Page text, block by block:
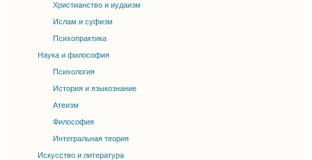
Христианство и иудаизм
Ислам и суфизм
Психопрактика
Наука и философия
Психология
История и языкознание
Атеизм
Философия
Интегральная теория
Искусство и литература